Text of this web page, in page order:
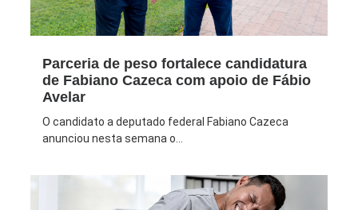
Parceria de peso fortalece candidatura
de Fabiano Cazeca com apoio de Fábio
Avelar
O candidato a deputado federal Fabiano Cazeca
anunciou nesta semana o...